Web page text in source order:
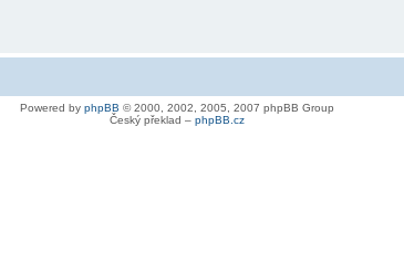
Powered by phpBB © 2000, 2002, 2005, 2007 phpBB Group
Český překlad – phpBB.cz